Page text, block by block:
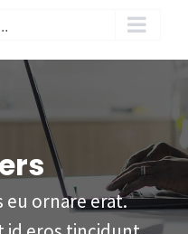
eu ornare erat.